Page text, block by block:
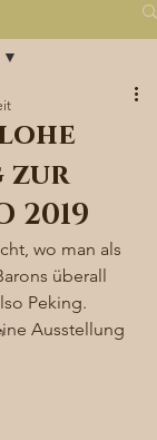
zur
2019
wo man als
überall
Peking.
Ausstellung